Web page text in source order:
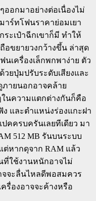
อกมาอย่างต่อเนื่องไม่
ร์ทโฟนราคาย่อมเยา
ระเป๋าฉีกเขาก็มี ทำให้
อขยายวงกว้างขึ้น ล่าสุด
ฟนเครื่องเล็กพกพาง่าย ตัว
วยปุ่มปรับระดับเสียงและ
ภายนอกอาจคล้าย
ๆในความแตกต่างกันก็คือ
ง และตำแหน่งร่องแกะฝา
คครบครันเลยทีเดียว มา
512 MB รันบนระบบ
ต่หากดุจาก RAM แล้ว
ใช้งานหนักอาจไม่
จจะลื่นไหลดีพอสมควร
รื่องอาจจะค้างหรือ